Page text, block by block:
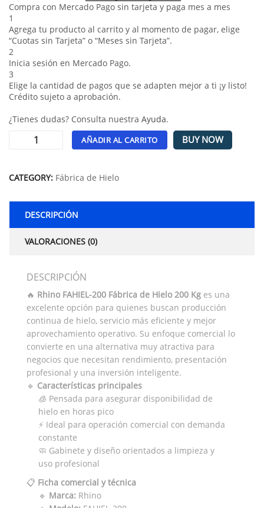
Compra con Mercado Pago sin tarjeta y paga mes a mes
1
Agrega tu producto al carrito y al momento de pagar, elige
“Cuotas sin Tarjeta” o “Meses sin Tarjeta”.
2
Inicia sesión en Mercado Pago.
3
Elige la cantidad de pagos que se adapten mejor a ti ¡y listo!
Crédito sujeto a aprobación.
¿Tienes dudas? Consulta nuestra Ayuda.
AÑADIR AL CARRITO BUY NOW
CATEGORY: Fábrica de Hielo
DESCRIPCIÓN
VALORACIONES (0)
DESCRIPCIÓN
🔥 Rhino FAHIEL-200 Fábrica de Hielo 200 Kg es una
excelente opción para quienes buscan producción
continua de hielo, servicio más eficiente y mejor
aprovechamiento operativo. Su enfoque comercial lo
convierte en una alternativa muy atractiva para
negocios que necesitan rendimiento, presentación
profesional y una inversión inteligente.
🔹 Características principales
🧊 Pensada para asegurar disponibilidad de
hielo en horas pico
⚡ Ideal para operación comercial con demanda
constante
🧼 Gabinete y diseño orientados a limpieza y
uso profesional
📋 Ficha comercial y técnica
🔹 Marca: Rhino